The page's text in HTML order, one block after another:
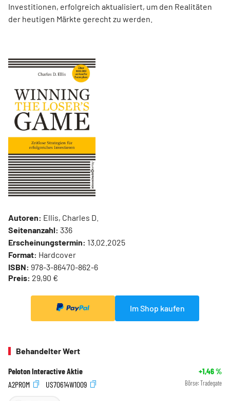
Investitionen, erfolgreich aktualisiert, um den Realitäten
der heutigen Märkte gerecht zu werden.
Autoren: Ellis, Charles D.
Seitenanzahl: 336
Erscheinungstermin: 13.02.2025
Format: Hardcover
ISBN: 978-3-86470-862-6
Preis: 29,90 €
Im Shop kaufen
Behandelter Wert
Peloton Interactive Aktie +1,46%
A2PR0M
US70614W1009 Börse: Tradegate